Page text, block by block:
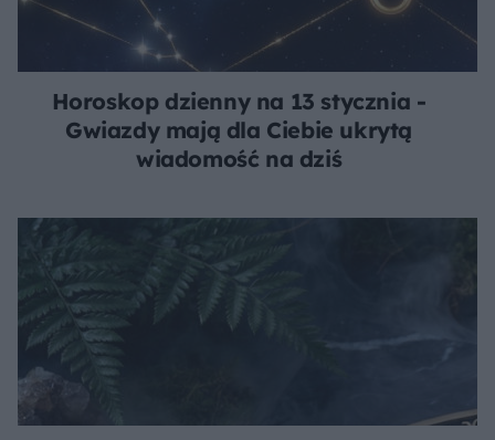
Horoskop dzienny na 13 stycznia -
Gwiazdy mają dla Ciebie ukrytą
wiadomość na dziś